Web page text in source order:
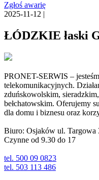
Zgłoś awarię
2025-11-12 |
ŁÓDZKIE łaski
PRONET-SERWIS –
telekomunikacyjnych.
zduńskowolskim,
bełchatowskim. Oferujemy
dla domu i biznesu oraz
Biuro: Osjaków ul. Targowa
Czynne od 9.30 do 17
tel. 500 09 0823
tel. 503 113 486